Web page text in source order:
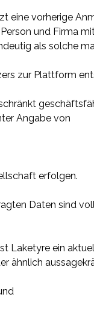
eine vorherige
und Firma
als solche
zur Plattform
Angabe von
erfolgen.
Daten sind
Laketyre ein
ähnlich